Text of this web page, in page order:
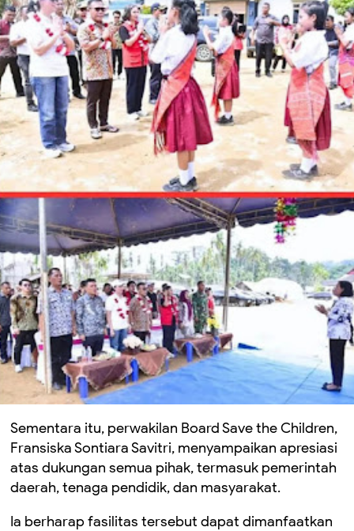
Sementara itu, perwakilan Board Save the Children,
Fransiska Sontiara Savitri, menyampaikan apresiasi
atas dukungan semua pihak, termasuk pemerintah
daerah, tenaga pendidik, dan masyarakat.
Ia berharap fasilitas tersebut dapat dimanfaatkan